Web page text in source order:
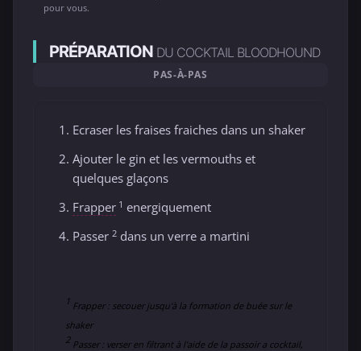
pour vous.
PRÉPARATION DU COCKTAIL BLOODHOUND
PAS-À-PAS
Ecraser les fraises fraiches dans un shaker
Ajouter le gin et les vermouths et
quelques glaçons
Frapper 1 energiquement
Passer 2 dans un verre a martini
1 Frapper : secouer jusqu'à la formation de buée sur le
shaker
2 Passer : verser en filtrant à l'aide de la passoir a cocktail,